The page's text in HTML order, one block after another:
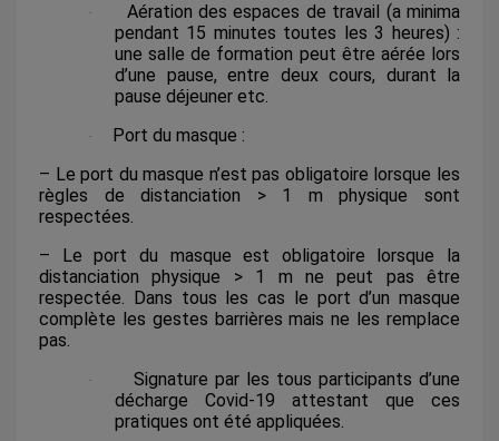
·
Aération des espaces de travail (a minima
pendant 15 minutes toutes les 3 heures) :
une salle de formation peut être aérée lors
d’une pause, entre deux cours, durant la
pause déjeuner etc.
·
Port du masque :
– Le port du masque n’est pas obligatoire lorsque les
règles de distanciation > 1 m physique sont
respectées.
– Le port du masque est obligatoire lorsque la
distanciation physique > 1 m ne peut pas être
respectée. Dans tous les cas le port d’un masque
complète les gestes barrières mais ne les remplace
pas.
·
Signature par les tous participants d’une
décharge Covid-19 attestant que ces
pratiques ont été appliquées.